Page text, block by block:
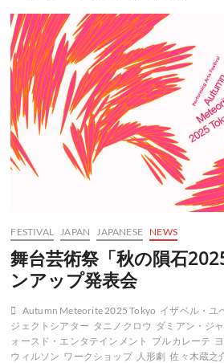
FESTIVAL JAPAN JAPANESE NEWS
舞台芸術祭「秋の隕石
ンアップ発表会
Autumn Meteorite 2025 Tokyo イザベル・ユ
ジェクトシアター タニノクロウ ダミアン・ジ
ォースド・エンタテインメント プルカレーテ
ウィルソン ワークショップ 人形劇 佐々木蔵之